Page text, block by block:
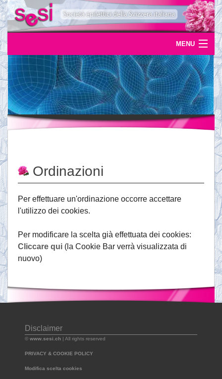
MENU
Home
Uscite
Eventi
News
Servizi
Documentazione
Ordinazioni
Per effettuare un'ordinazione occorre accettare
l'utilizzo dei cookies.
Per modificare la scelta già effettuata dei cookies:
Cliccare qui (la Cookie Bar verrà visualizzata di
nuovo)
Disclaimer
© www.sesi.ch | All rights reserved
PRIVACY & COOKIE POLICY
Modifica scelta cookies